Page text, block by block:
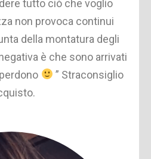
tutto ciò che voglio
non provoca continui
della montatura degli
è che sono arrivati
” Straconsiglio